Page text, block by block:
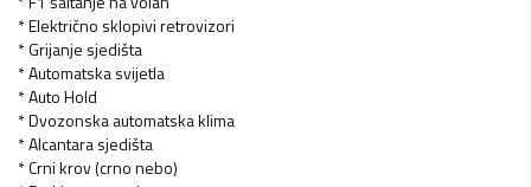
* Električno sklopivi retrovizori
* Grijanje sjedišta
* Automatska svijetla
* Auto Hold
* Dvozonska automatska klima
* Alcantara sjedišta
* Crni krov (crno nebo)